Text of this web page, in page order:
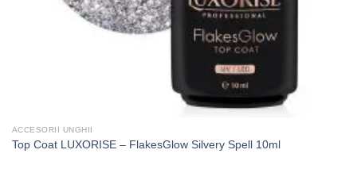
ACCESORII UNGHII
Top Coat LUXORISE – FlakesGlow Silvery Spell 10ml